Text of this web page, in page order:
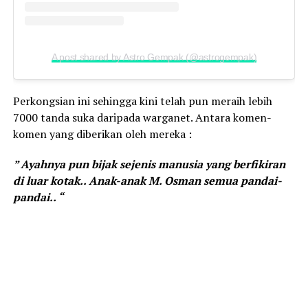
A post shared by Astro Gempak (@astrogempak)
Perkongsian ini sehingga kini telah pun meraih lebih
7000 tanda suka daripada warganet. Antara komen-
komen yang diberikan oleh mereka :
” Ayahnya pun bijak sejenis manusia yang berfikiran
di luar kotak.. Anak-anak M. Osman semua pandai-
pandai.. “